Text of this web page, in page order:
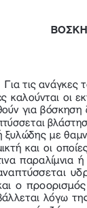
Για τις ανάγκες
καλούνται οι
για βόσκηση
ξυλώδης με
και οι
παραλίμνια
ο
λόγω